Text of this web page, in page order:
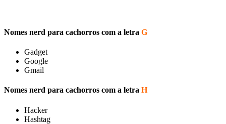
Nomes nerd para cachorros com a letra G
Gadget
Google
Gmail
Nomes nerd para cachorros com a letra H
Hacker
Hashtag